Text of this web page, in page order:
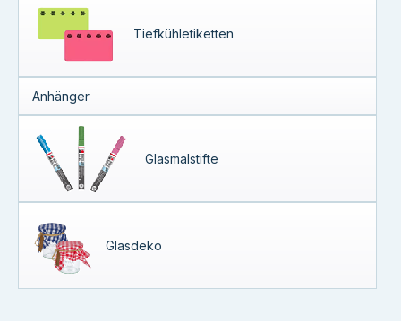
Tiefkühletiketten
Anhänger
Glasmalstifte
Glasdeko